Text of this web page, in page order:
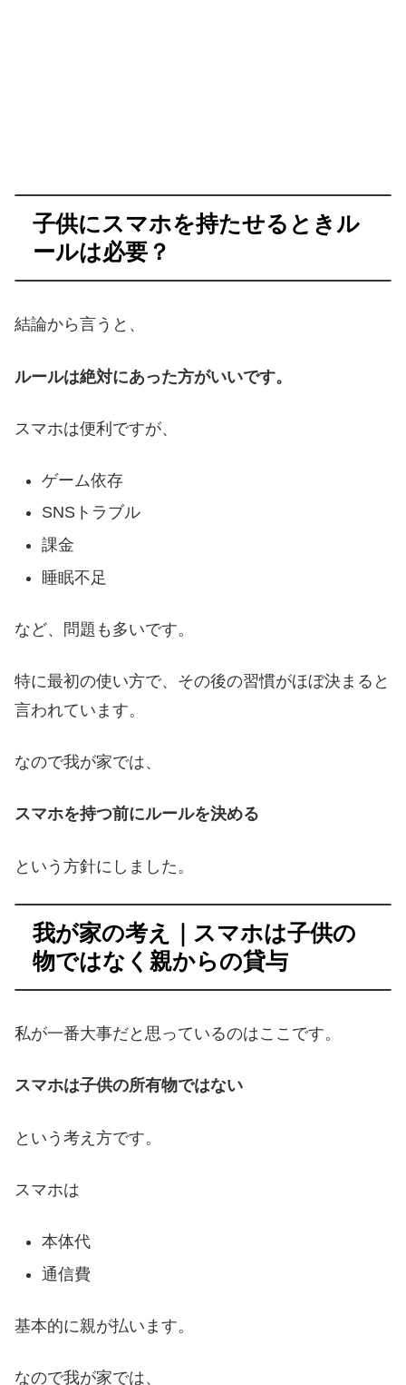
子供にスマホを持たせるときル
ールは必要？
結論から言うと、
ルールは絶対にあった方がいいです。
スマホは便利ですが、
ゲーム依存
SNSトラブル
課金
睡眠不足
など、問題も多いです。
特に最初の使い方で、その後の習慣がほぼ決まると
言われています。
なので我が家では、
スマホを持つ前にルールを決める
という方針にしました。
我が家の考え｜スマホは子供の
物ではなく親からの貸与
私が一番大事だと思っているのはここです。
スマホは子供の所有物ではない
という考え方です。
スマホは
本体代
通信費
基本的に親が払います。
なので我が家では、